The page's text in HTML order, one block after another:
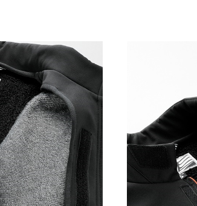
M
L カートに入れる
LL カートに入れる